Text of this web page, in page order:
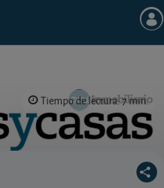
Tiempo de lectura: 7 min.